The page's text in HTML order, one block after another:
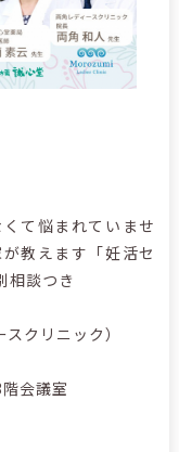
て悩まれていませ
教えます「妊活セ
談つき
クリニック）
会議室